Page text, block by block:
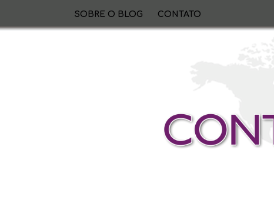
SOBRE O BLOG CONTATO